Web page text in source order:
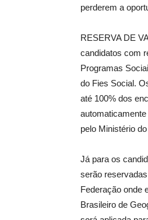
perderem a
RESERVA DE
candidatos com
Programas
do Fies Social.
até 100% dos
pelo Ministério
Já para os
serão
Federação onde
Brasileiro de